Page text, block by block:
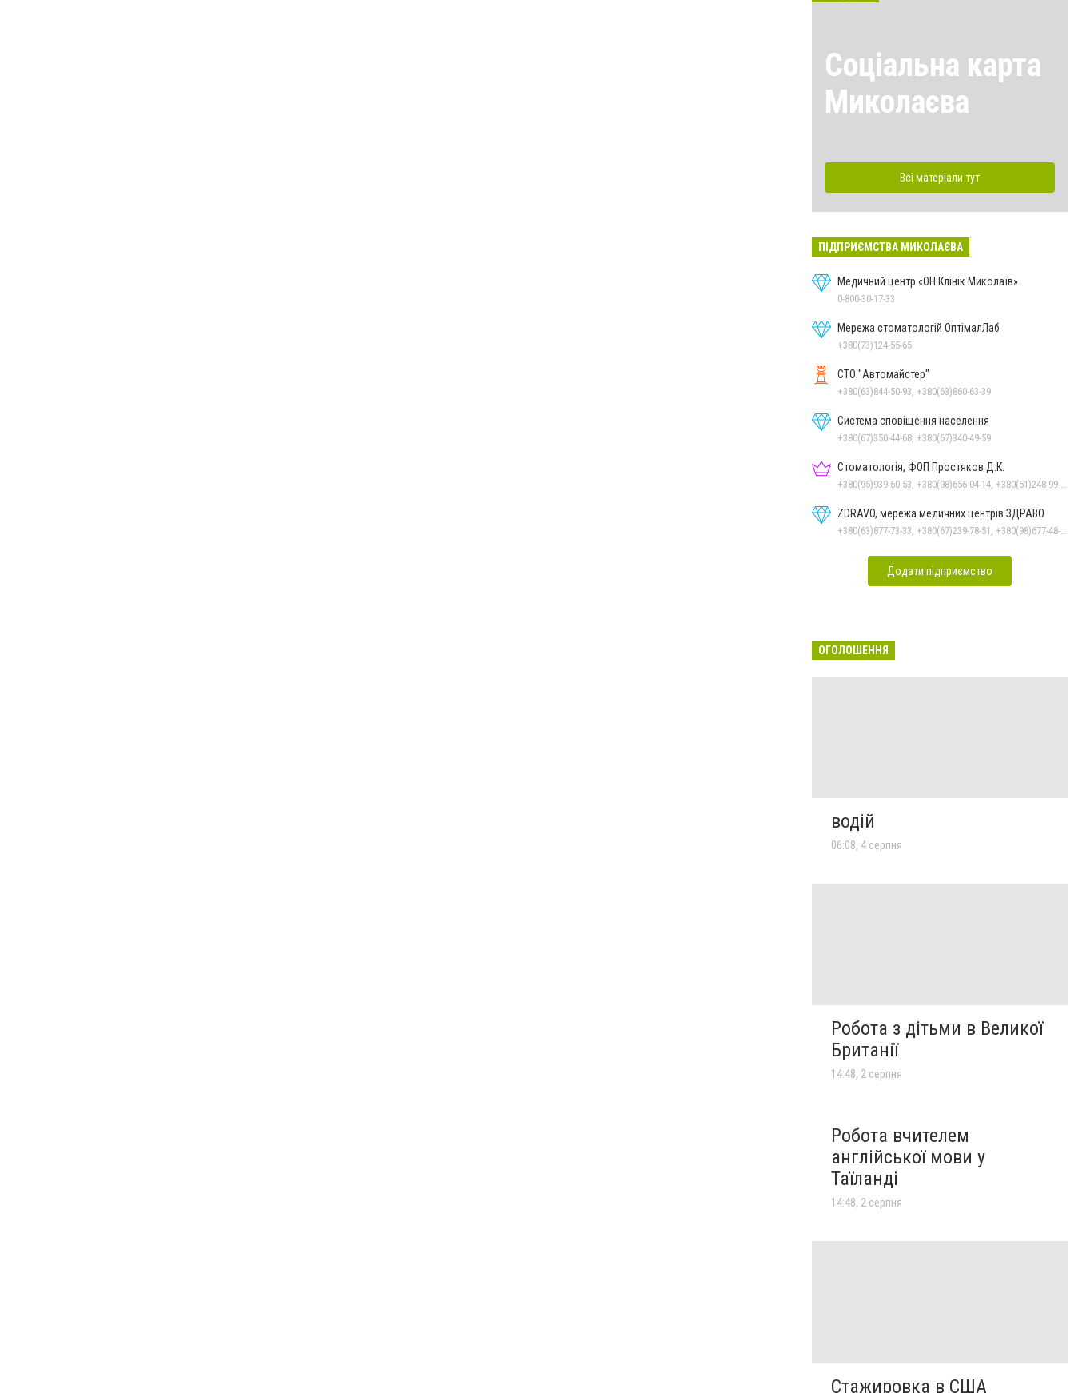
Соціальна карта
Миколаєва
Всі матеріали тут
ПІДПРИЄМСТВА МИКОЛАЄВА
Медичний центр «ОН Клінік Миколаїв»
0-800-30-17-33
Мережа стоматологій ОптімалЛаб
+380(73)124-55-65
СТО "Автомайстер"
+380(63)844-50-93, +380(63)860-63-39
Система сповіщення населення
+380(67)350-44-68, +380(67)340-49-59
Стоматологія, ФОП Простяков Д.К.
ZDRAVO, мережа медичних центрів ЗДРАВО
Додати підприємство
ОГОЛОШЕННЯ
водій
06:08, 4 серпня
Робота з дітьми в Великої
Британії
14:48, 2 серпня
Робота вчителем
англійської мови у
Таїланді
14:48, 2 серпня
Стажировка в США